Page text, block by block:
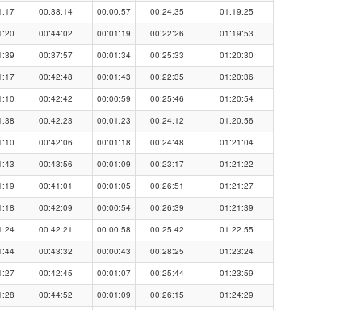
00:38:14 00:00:57 00:24:35
01:19:25
00:44:02 00:01:19 00:22:26
01:19:53
00:37:57 00:01:34 00:25:33
01:20:30
00:42:48 00:01:43 00:22:35
01:20:36
00:42:42 00:00:59 00:25:46
01:20:54
00:42:23 00:01:23 00:24:12
01:20:56
00:42:06 00:01:18 00:24:48
01:21:04
00:43:56 00:01:09 00:23:17
01:21:22
00:41:01 00:01:05 00:26:51
01:21:27
00:42:09 00:00:54 00:26:39
01:21:39
00:42:21 00:00:58 00:25:42
01:22:55
00:43:32 00:00:43 00:28:25
01:23:24
00:42:45 00:01:07 00:25:44
01:23:59
00:44:52 00:01:09 00:26:15
01:24:29